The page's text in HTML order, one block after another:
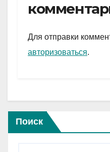
a
m
A
p
Для отправки
авторизоваться.
Поиск